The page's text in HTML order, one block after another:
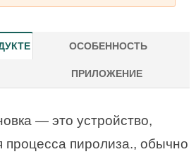
ОСОБЕННОСТЬ
ПРИЛОЖЕНИЕ
— это устройство,
процесса пиролиза., обычно